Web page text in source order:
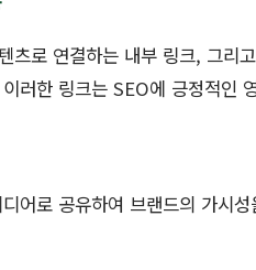
츠로 연결하는 내부 링크, 그리
러한 링크는 SEO에 긍정적인
어로 공유하여 브랜드의 가시